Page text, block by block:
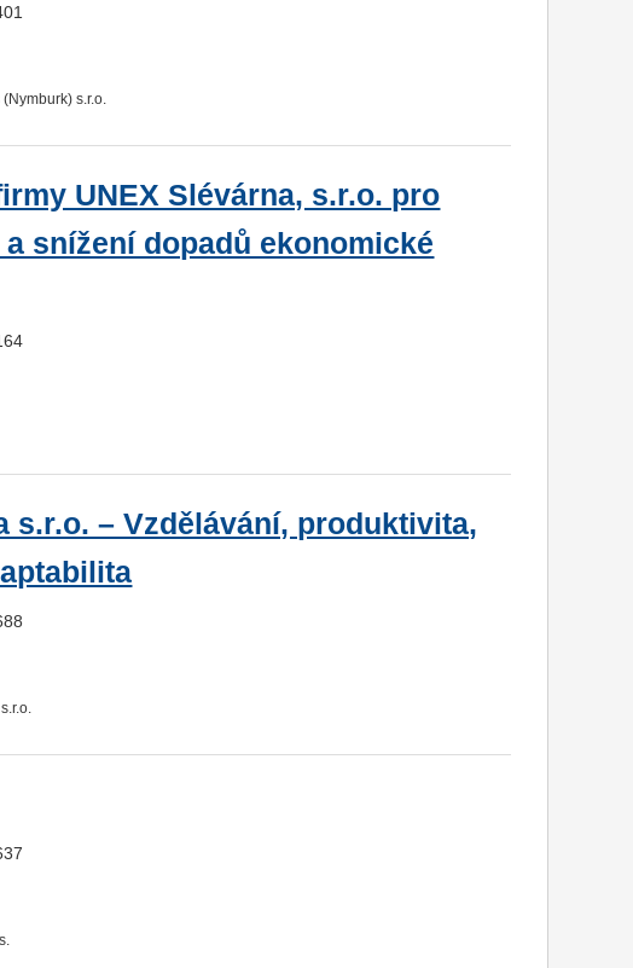
s.r.o.
UNEX Slévárna, s.r.o. pro
snížení dopadů ekonomické
s.r.o. – Vzdělávání, produktivita,